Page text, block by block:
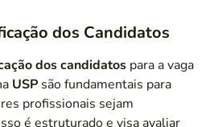
dos Candidatos
dos candidatos para a vaga
USP são fundamentais para
profissionais sejam
é estruturado e visa avaliar